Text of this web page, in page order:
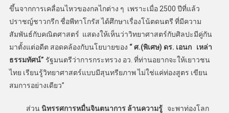
ขึ้นจากการเคลื่อนไหวของกลไกต่าง ๆ เพราะเมื่อ 2500 ปีที่แล้ว
ปราชญ์ชาวกรีก ชื่อพีทาโกรัส ได้ศึกษาเรื่องโน้ตดนตรี ที่มีความ
สัมพันธ์กับคณิตศาสตร์ แสดงให้เห็นว่าวิทยาศาสตร์กับศิลปะมีคู่กัน
มาตั้งแต่อดีต สอดคล้องกับนโยบายของ “ ศ.(พิเศษ) ดร. เอนก เหล่า
ธรรมทัศน์” รัฐมนตรีว่าการกระทรวง อว. ที่ท่านอยากจะให้เยาวชน
ไทย เรียนรู้วิทยาศาสตร์แบบมีสุนทรียภาพ ไม่ใช่แค่ท่องสูตร เขียน
สมการอย่างเดียว”
​ ส่วนนิทรรศการหมื่นจินตนาการ ล้านความรู้จะพาท่องโลก